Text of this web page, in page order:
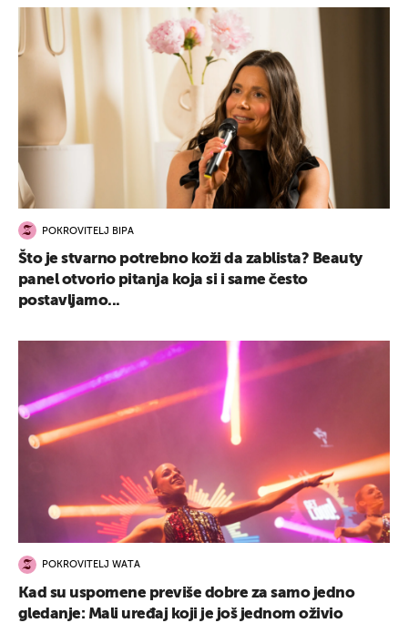
POKROVITELJ BIPA
Što je stvarno potrebno koži da zablista? Beauty
panel otvorio pitanja koja si i same često
postavljamo...
POKROVITELJ WATA
Kad su uspomene previše dobre za samo jedno
gledanje: Mali uređaj koji je još jednom oživio